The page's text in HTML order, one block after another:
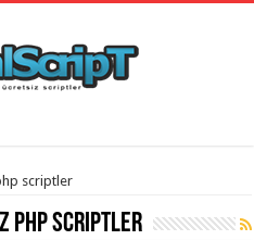
scriptler
php scriptler